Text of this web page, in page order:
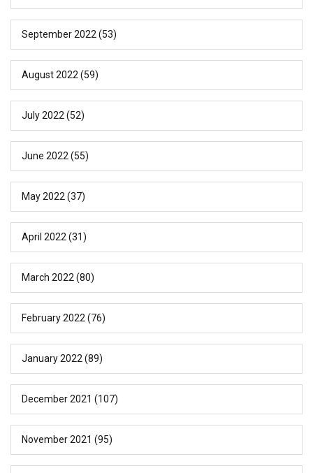
September 2022 (53)
August 2022 (59)
July 2022 (52)
June 2022 (55)
May 2022 (37)
April 2022 (31)
March 2022 (80)
February 2022 (76)
January 2022 (89)
December 2021 (107)
November 2021 (95)